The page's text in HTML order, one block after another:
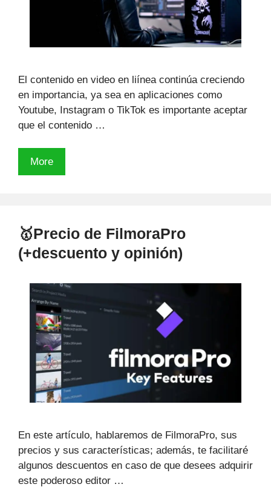
El contenido en video en liínea continúa creciendo
en importancia, ya sea en aplicaciones como
Youtube, Instagram o TikTok es importante aceptar
que el contenido …
More¿Cuanto
cuesta
edición
de
(+ejemplos)
🥇Precio de FilmoraPro
(+descuento y opinión)
En este artículo, hablaremos de FilmoraPro, sus
precios y sus características; además, te facilitaré
algunos descuentos en caso de que desees adquirir
este poderoso editor …